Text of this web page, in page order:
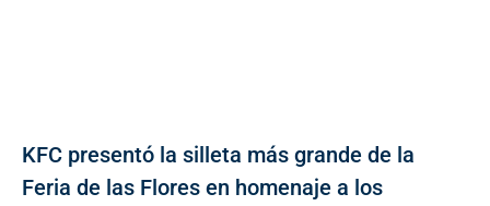
KFC presentó la silleta más grande de la
Feria de las Flores en homenaje a los